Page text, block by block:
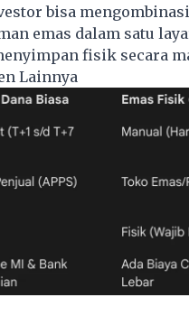
bisa
emas dalam satu
fisik secara
Lainnya